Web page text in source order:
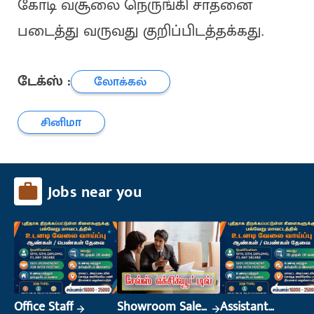
கோடி வசூலை நெருங்கி சாதனை
படைத்து வருவது குறிப்பிடத்தக்கது.
டேக்ஸ் :
லோக்கல்
சினிமா
Jobs near you
Office Staff Showroom Sales Assistant